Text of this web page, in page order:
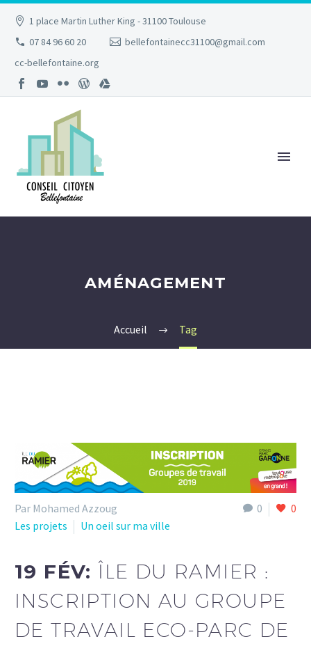
1 place Martin Luther King - 31100 Toulouse
07 84 96 60 20
bellefontainecc31100@gmail.com
cc-bellefontaine.org
AMÉNAGEMENT
Accueil Tag
0 0
Par Mohamed Azzoug
Les projets
Un oeil sur ma ville
19 FÉV:ÎLE DU RAMIER :
INSCRIPTION AU GROUPE
DE TRAVAIL ECO-PARC DE